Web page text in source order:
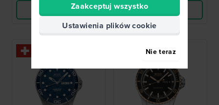
Wyświetl produkt
Wyświetl produkt
Zaakceptuj wszystko
Ustawienia plików cookie
Nie teraz